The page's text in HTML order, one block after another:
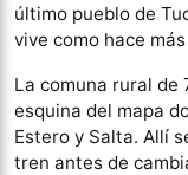
último pueblo de
vive como hace
La comuna rural de
esquina del mapa
Estero y Salta. Allí
tren antes de